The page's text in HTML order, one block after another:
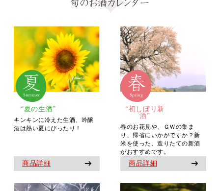
“初しぼり新
酒”
春のお花見や、ＧＷの集ま
り、帰省にいかがですか？新
米を使った、造りたての新酒
がおすすめです。
商品詳細
“夏の生酒”
キンキンに冷えた生酒、吟醸
酒は熱い夏にぴったり！
商品詳細